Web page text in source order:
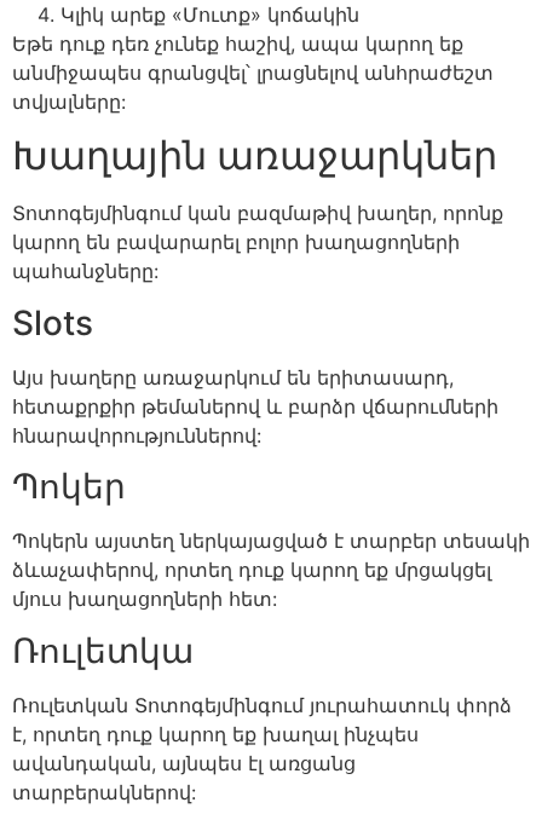
Կլիկ արեք «Մուտք» կոճակին
Եթե դուք դեռ չունեք հաշիվ, ապա կարող եք
անմիջապես գրանցվել՝ լրացնելով անհրաժեշտ
տվյալները:
Խաղային առաջարկներ
Տոտոգեյմինգում կան բազմաթիվ խաղեր, որոնք
կարող են բավարարել բոլոր խաղացողների
պահանջները:
Slots
Այս խաղերը առաջարկում են երիտասարդ,
հետաքրքիր թեմաներով և բարձր վճարումների
հնարավորություններով:
Պոկեր
Պոկերն այստեղ ներկայացված է տարբեր տեսակի
ձևաչափերով, որտեղ դուք կարող եք մրցակցել
մյուս խաղացողների հետ:
Ռուլետկա
Ռուլետկան Տոտոգեյմինգում յուրահատուկ փորձ
է, որտեղ դուք կարող եք խաղալ ինչպես
ավանդական, այնպես էլ առցանց
տարբերակներով: